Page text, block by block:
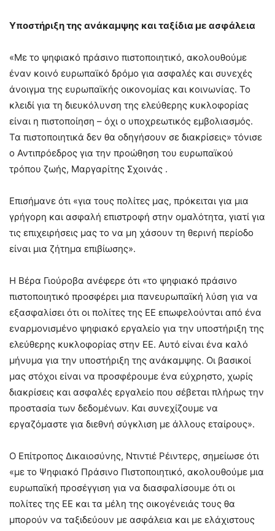
Υποστήριξη της ανάκαμψης και ταξίδια με ασφάλεια
«Με το ψηφιακό πράσινο πιστοποιητικό, ακολουθούμε
έναν κοινό ευρωπαϊκό δρόμο για ασφαλές και συνεχές
άνοιγμα της ευρωπαϊκής οικονομίας και κοινωνίας. Το
κλειδί για τη διευκόλυνση της ελεύθερης κυκλοφορίας
είναι η πιστοποίηση – όχι ο υποχρεωτικός εμβολιασμός.
Τα πιστοποιητικά δεν θα οδηγήσουν σε διακρίσεις» τόνισε
ο Αντιπρόεδρος για την προώθηση του ευρωπαϊκού
τρόπου ζωής, Μαργαρίτης Σχοινάς .
Επισήμανε ότι «για τους πολίτες μας, πρόκειται για μια
γρήγορη και ασφαλή επιστροφή στην ομαλότητα, γιατί για
τις επιχειρήσεις μας το να μη χάσουν τη θερινή περίοδο
είναι μια ζήτημα επιβίωσης».
Η Βέρα Γιούροβα ανέφερε ότι «το ψηφιακό πράσινο
πιστοποιητικό προσφέρει μια πανευρωπαϊκή λύση για να
εξασφαλίσει ότι οι πολίτες της ΕΕ επωφελούνται από ένα
εναρμονισμένο ψηφιακό εργαλείο για την υποστήριξη της
ελεύθερης κυκλοφορίας στην ΕΕ. Αυτό είναι ένα καλό
μήνυμα για την υποστήριξη της ανάκαμψης. Οι βασικοί
μας στόχοι είναι να προσφέρουμε ένα εύχρηστο, χωρίς
διακρίσεις και ασφαλές εργαλείο που σέβεται πλήρως την
προστασία των δεδομένων. Και συνεχίζουμε να
εργαζόμαστε για διεθνή σύγκλιση με άλλους εταίρους».
Ο Επίτροπος Δικαιοσύνης, Ντιντιέ Ρέιντερς, σημείωσε ότι
«με το Ψηφιακό Πράσινο Πιστοποιητικό, ακολουθούμε μια
ευρωπαϊκή προσέγγιση για να διασφαλίσουμε ότι οι
πολίτες της ΕΕ και τα μέλη της οικογένειάς τους θα
μπορούν να ταξιδεύουν με ασφάλεια και με ελάχιστους